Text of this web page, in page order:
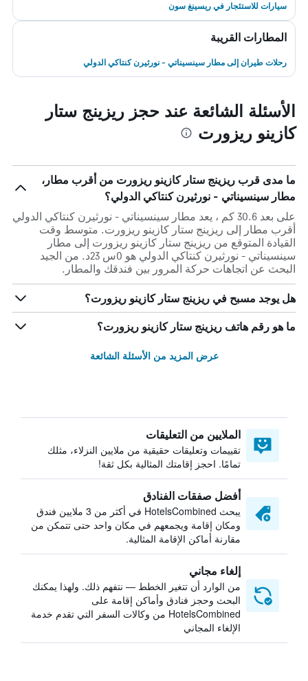
سيارات للاستئجار في ريسينغ سون
المطارات القريبة
رحلات طيران إلى مطار سينسيناتي - نورثيرن كنتاكي الدولي
الأسئلة الشائعة عند حجز ريزينج ستار
كازينو ريزورت
ما مدى قرب ريزينج ستار كازينو ريزورت من أقرب مطار،
مطار سينسيناتي - نورثيرن كنتاكي الدولي؟
على بعد 30.6 كم ، يعد مطار سينسيناتي - نورثيرن كنتاكي الدولي
أقرب مطار إلى ريزينج ستار كازينو ريزورت. متوسط وقت
القيادة المتوقع من ريزينج ستار كازينو ريزورت إلى مطار
سينسيناتي - نورثيرن كنتاكي الدولي هو 0س 23د. من الجيد
البحث عن اتجاهات حركة المرور بين فندقك والمطار.
هل يوجد مسبح في ريزينج ستار كازينو ريزورت؟
ما هو رقم هاتف ريزينج ستار كازينو ريزورت؟
عرض المزيد من الأسئلة الشائعة
الملايين من التعليقات
تقييمات وتعليقات حقيقية من ملايين النزلاء، مثلك
تمامًا. احجز إقامتك المثالية بكل ثقة!
أفضل صفقات الفنادق
يبحث HotelsCombined في أكثر من 3 ملايين فندق
ومكان إقامة ويجمعهم في مكان واحد حتى تتمكن من
مقارنة أماكن الإقامة المثالية.
إلغاء مجاني
من الوارد أن تتغير الخطط — نتفهم ذلك. ولهذا يمكنك
البحث وحجز فنادق وأماكن إقامة على
HotelsCombined من وكالات السفر التي تقدم خدمة
الإلغاء المجاني